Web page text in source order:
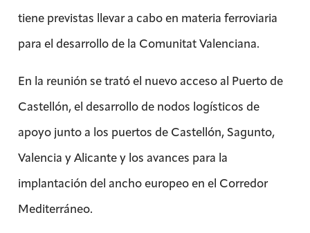
tiene previstas llevar a cabo en materia ferroviaria
para el desarrollo de la Comunitat Valenciana.
En la reunión se trató el nuevo acceso al Puerto de
Castellón, el desarrollo de nodos logísticos de
apoyo junto a los puertos de Castellón, Sagunto,
Valencia y Alicante y los avances para la
implantación del ancho europeo en el Corredor
Mediterráneo.